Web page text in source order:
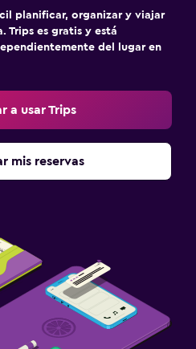
planificar, organizar y viajar
Trips es gratis y está
del lugar en
a usar Trips
mis reservas